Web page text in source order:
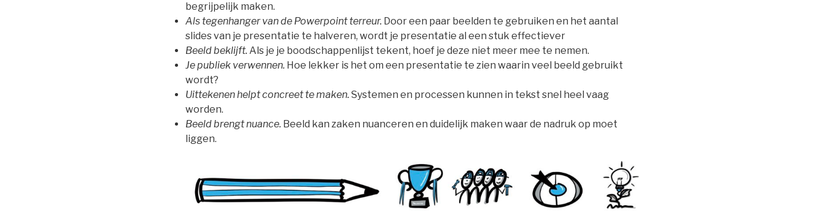
begrijpelijk maken.
Als tegenhanger van de Powerpoint terreur. Door een paar beelden te gebruiken en het aantal
slides van je presentatie te halveren, wordt je presentatie al een stuk effectiever
Beeld beklijft. Als je je boodschappenlijst tekent, hoef je deze niet meer mee te nemen.
Je publiek verwennen. Hoe lekker is het om een presentatie te zien waarin veel beeld gebruikt
wordt?
Uittekenen helpt concreet te maken. Systemen en processen kunnen in tekst snel heel vaag
worden.
Beeld brengt nuance. Beeld kan zaken nuanceren en duidelijk maken waar de nadruk op moet
liggen.